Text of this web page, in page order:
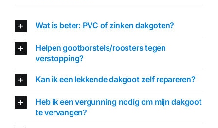
Wat is beter: PVC of zinken dakgoten?
Helpen gootborstels/roosters tegen
verstopping?
Kan ik een lekkende dakgoot zelf repareren?
Heb ik een vergunning nodig om mijn dakgoot
te vervangen?